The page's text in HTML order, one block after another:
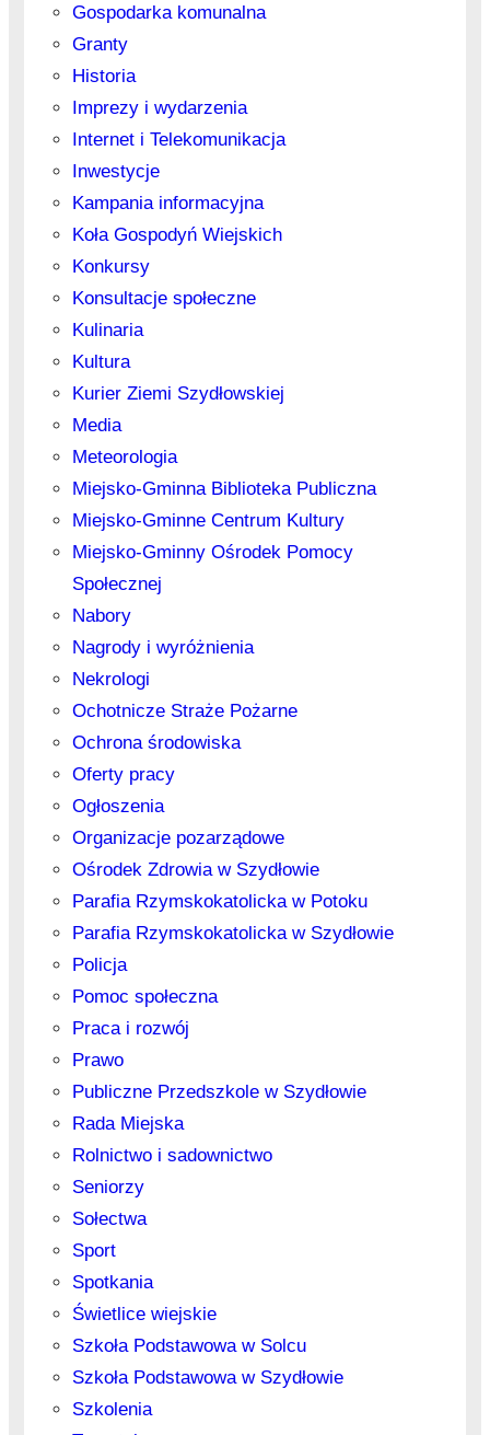
Gospodarka komunalna
Granty
Historia
Imprezy i wydarzenia
Internet i Telekomunikacja
Inwestycje
Kampania informacyjna
Koła Gospodyń Wiejskich
Konkursy
Konsultacje społeczne
Kulinaria
Kultura
Kurier Ziemi Szydłowskiej
Media
Meteorologia
Miejsko-Gminna Biblioteka Publiczna
Miejsko-Gminne Centrum Kultury
Miejsko-Gminny Ośrodek Pomocy
Społecznej
Nabory
Nagrody i wyróżnienia
Nekrologi
Ochotnicze Straże Pożarne
Ochrona środowiska
Oferty pracy
Ogłoszenia
Organizacje pozarządowe
Ośrodek Zdrowia w Szydłowie
Parafia Rzymskokatolicka w Potoku
Parafia Rzymskokatolicka w Szydłowie
Policja
Pomoc społeczna
Praca i rozwój
Prawo
Publiczne Przedszkole w Szydłowie
Rada Miejska
Rolnictwo i sadownictwo
Seniorzy
Sołectwa
Sport
Spotkania
Świetlice wiejskie
Szkoła Podstawowa w Solcu
Szkoła Podstawowa w Szydłowie
Szkolenia